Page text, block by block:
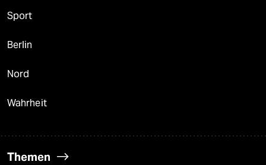
Sport
Berlin
Nord
Wahrheit
Themen